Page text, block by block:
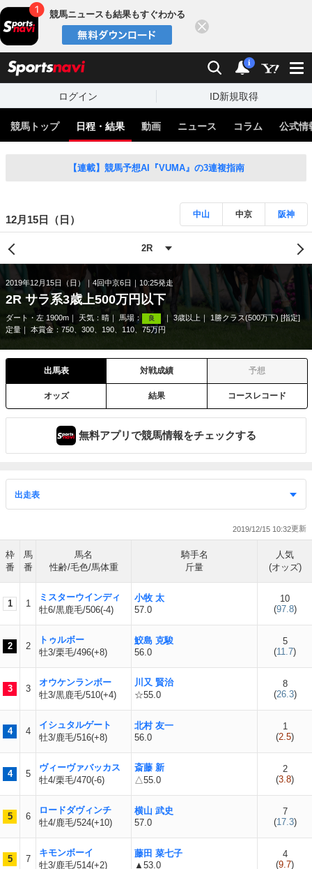
競馬ニュースも結果もすぐわかる
検索 通知
i
ログイン ID新規取得
競馬トップ 日程・結果 動画 ニュース コラム 公式情
【連載】競馬予想AI『VUMA』の3連複指南
12月15日（日） 中山 中京 阪神
2019年12月15日（日） 4回中京6日 10:25発走
2R サラ系3歳上500万円以下
ダート・左 1900m 天気： 晴 馬場： 良 3歳以上
1勝クラス(500万下) [指定]
定量
本賞金：750、300、190、110、75万円
出馬表 対戦成績 予想
オッズ 結果 コースレコード
無料アプリで競馬情報をチェックする
2019/12/15 10:32
枠
番
馬
番
馬名
性齢/毛色/馬体重
騎手名
斤量
人気
(オッズ)
1 1
ミスターウインディ
牡6/黒鹿毛/506(-4)
小牧 太
57.0
10
(97.8)
2 2
トゥルボー
牡3/栗毛/496(+8)
鮫島 克駿
56.0
5
(11.7)
3 3
オウケンランボー
牡3/黒鹿毛/510(+4)
川又 賢治
☆55.0
8
(26.3)
4 4
イシュタルゲート
牡3/鹿毛/516(+8)
北村 友一
56.0
1
(2.5)
4 5
ヴィーヴァバッカス
牡4/栗毛/470(-6)
斎藤 新
△55.0
2
(3.8)
5 6
ロードダヴィンチ
牡4/鹿毛/524(+10)
横山 武史
57.0
7
(17.3)
5 7
キモンボーイ
牡3/鹿毛/514(+2)
藤田 菜七子
▲53.0
4
(9.7)